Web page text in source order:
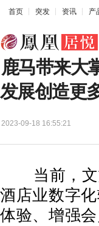
首页 突发 资讯 产
鹿马带来大
发展创造更
2023-09-18 16:55:21
当前，文
酒店业数字
体验、增强